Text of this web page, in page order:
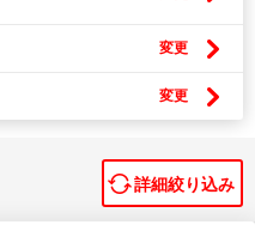
変更
変更
詳細絞り込み